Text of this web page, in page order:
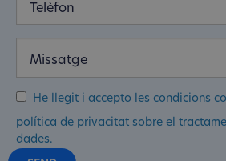
He llegit i accepto les condicions
política de privacitat sobre el
dades.